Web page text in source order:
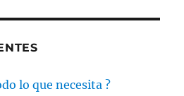
lo que necesita ?